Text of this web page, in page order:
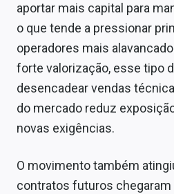
aportar mais capital para
o que tende a pressionar
operadores mais
forte valorização, esse tipo
desencadear vendas
do mercado reduz
novas exigências.
O movimento também
contratos futuros chegaram